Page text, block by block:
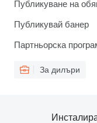
Публикуване на
Публикувай банер
Партньорска
За дилъри